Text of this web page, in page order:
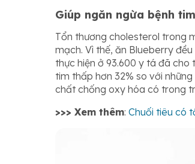
Giúp ngăn ngừa bệnh tim
Tổn thương cholesterol trong
mạch. Vì thế, ăn Blueberry
thực hiện ở 93.600 y tá đã
tim thấp hơn 32% so với
chất chống oxy hóa có trong
>>> Xem thêm: Chuối tiêu có